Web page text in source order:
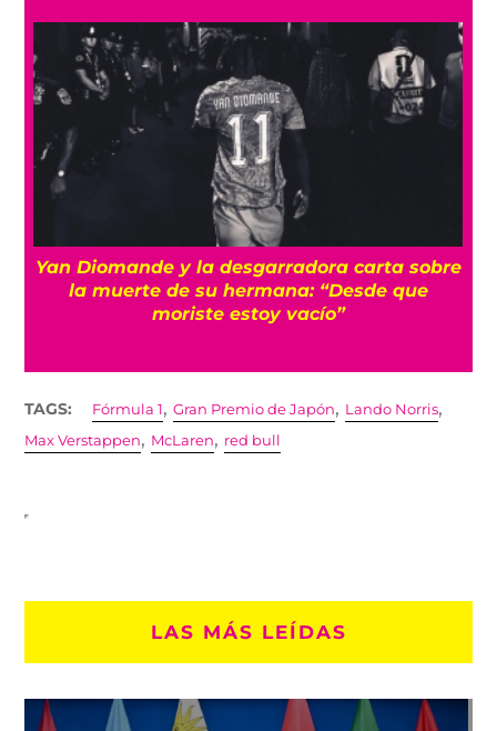
Yan Diomande y la desgarradora carta sobre
la muerte de su hermana: “Desde que
moriste estoy vacío”
TAGS: Fórmula 1,Gran Premio de Japón, Lando Norris,
Max Verstappen, McLaren, red bull
LAS MÁS LEÍDAS